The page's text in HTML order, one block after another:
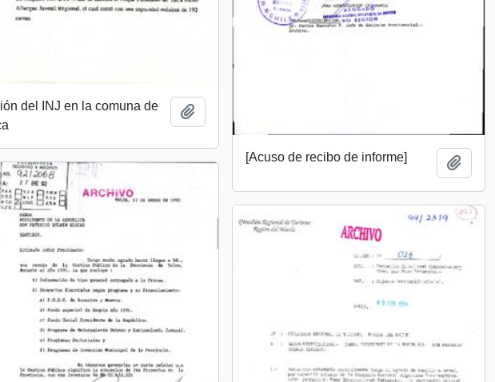
del INJ en la comuna de
Añadir al portapapeles
[Acuso de recibo de informe]